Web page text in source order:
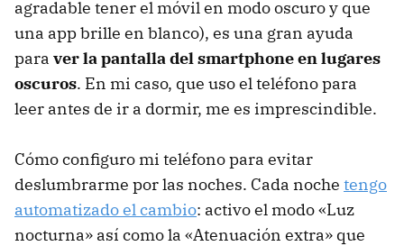
agradable tener el móvil en modo oscuro y que
una app brille en blanco), es una gran ayuda
para ver la pantalla del smartphone en lugares
oscuros. En mi caso, que uso el teléfono para
leer antes de ir a dormir, me es imprescindible.
Cómo configuro mi teléfono para evitar
deslumbrarme por las noches. Cada noche tengo
automatizado el cambio: activo el modo «Luz
nocturna» así como la «Atenuación extra» que